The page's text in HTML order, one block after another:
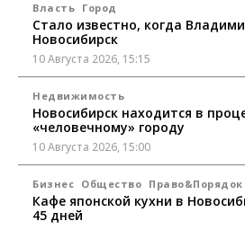
Власть Город
Стало известно, когда
Новосибирск
10 Августа 2026, 15:15
Недвижимость
Новосибирск находится в
«человечному» городу
10 Августа 2026, 15:00
Бизнес Общество Право&Порядок
Кафе японской кухни в
45 дней